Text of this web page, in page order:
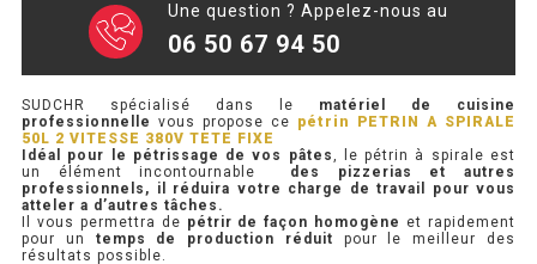
MEUBLE À PIZZA COMPACT
MEUBLE À PIZZA
PRÉSENTOIR À INGRÉDIENTS
PROFONDEUR 300 VITRÉE
Une question ? Appelez-nous au
06 50 67 94 50
SUDCHR spécialisé dans le matériel de cuisine
professionnelle vous propose ce pétrin PETRIN A SPIRALE
50L 2 VITESSE 380V TETE FIXE
Idéal pour le pétrissage de vos pâtes, le pétrin à spirale est
un élément incontournable des pizzerias et autres
professionnels, il réduira votre charge de travail pour vous
atteler a d’autres tâches.
Il vous permettra de pétrir de façon homogène et rapidement
pour un temps de production réduit pour le meilleur des
résultats possible.